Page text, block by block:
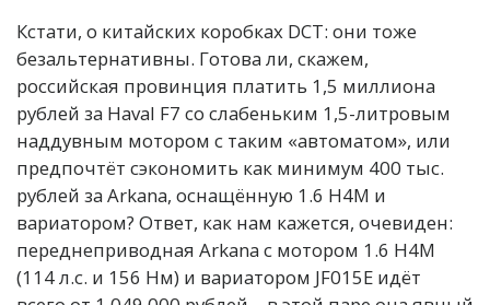
Кстати, о китайских коробках DCT: они тоже
безальтернативны. Готова ли, скажем,
российская провинция платить 1,5 миллиона
рублей за Haval F7 со слабеньким 1,5-литровым
наддувным мотором с таким «автоматом», или
предпочтёт сэкономить как минимум 400 тыс.
рублей за Arkana, оснащённую 1.6 H4M и
вариатором? Ответ, как нам кажется, очевиден:
переднеприводная Arkana с мотором 1.6 H4M
(114 л.с. и 156 Нм) и вариатором JF015E идёт